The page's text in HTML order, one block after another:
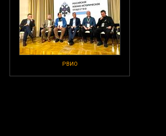
РВИО